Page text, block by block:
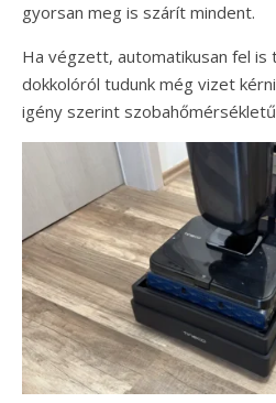
gyorsan meg is szárít mindent.
Ha végzett, automatikusan fel is
dokkolóról tudunk még vizet
igény szerint